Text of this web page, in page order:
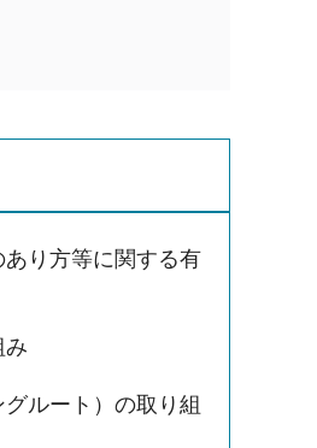
り方等に関する有
み
ルート）の取り組